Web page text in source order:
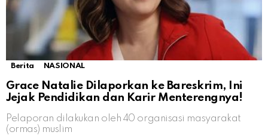
Berita NASIONAL
Grace Natalie Dilaporkan ke Bareskrim, Ini
Jejak Pendidikan dan Karir Menterengnya!
Pelaporan dilakukan oleh 40 organisasi masyarakat
(ormas) muslim